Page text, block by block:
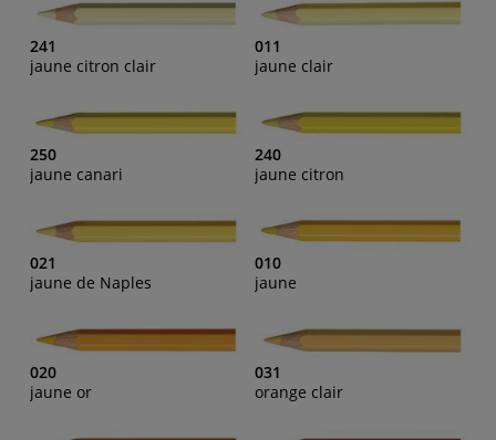
241
jaune citron clair
011
jaune clair
250
jaune canari
240
jaune citron
021
jaune de Naples
010
jaune
020
jaune or
031
orange clair